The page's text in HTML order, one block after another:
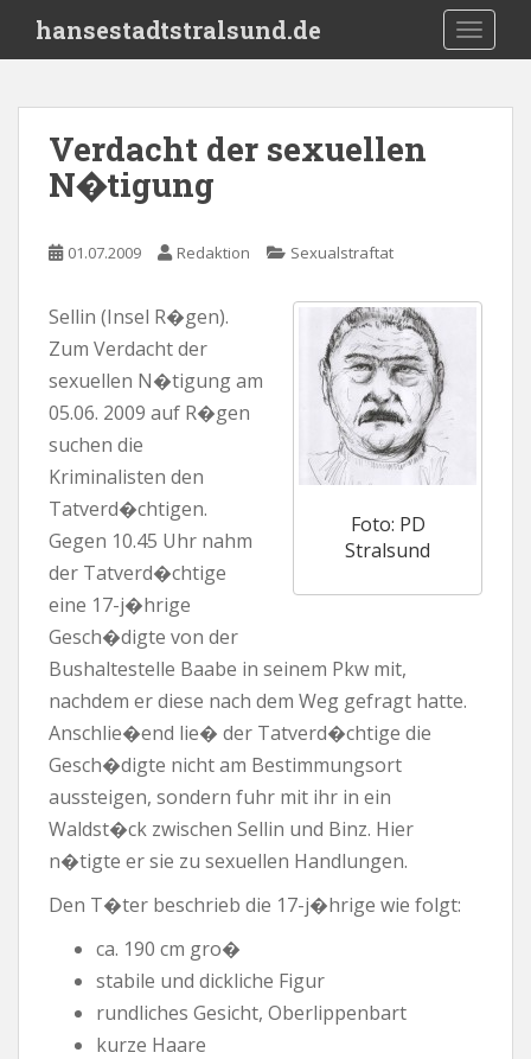
i
hansestadtstralsund.de
Verdacht der sexuellen
N�tigung
01.07.2009 Redaktion Sexualstraftat
Foto: PD
Stralsund
Sellin (Insel R�gen).
Zum Verdacht der
sexuellen N�tigung am
05.06. 2009 auf R�gen
suchen die
Kriminalisten den
Tatverd�chtigen.
Gegen 10.45 Uhr nahm
der Tatverd�chtige
eine 17-j�hrige
Gesch�digte von der
Bushaltestelle Baabe in seinem Pkw mit,
nachdem er diese nach dem Weg gefragt hatte.
Anschlie�end lie� der Tatverd�chtige die
Gesch�digte nicht am Bestimmungsort
aussteigen, sondern fuhr mit ihr in ein
Waldst�ck zwischen Sellin und Binz. Hier
n�tigte er sie zu sexuellen Handlungen.
Den T�ter beschrieb die 17-j�hrige wie folgt:
ca. 190 cm gro�
stabile und dickliche Figur
rundliches Gesicht, Oberlippenbart
kurze Haare